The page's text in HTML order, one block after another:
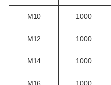
M10 1000
M12 1000
M14 1000
M16 1000